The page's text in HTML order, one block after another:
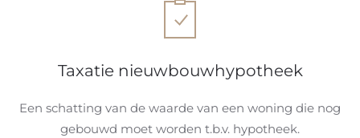
Taxatie nieuwbouwhypotheek
Een schatting van de waarde van een woning die nog
gebouwd moet worden t.b.v. hypotheek.